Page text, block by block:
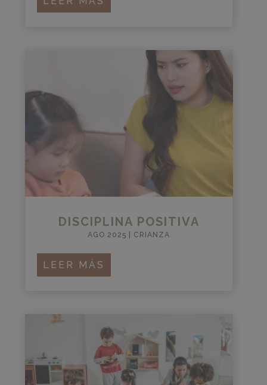
DISCIPLINA POSITIVA
AGO 2025 CRIANZA
LEER MÁS